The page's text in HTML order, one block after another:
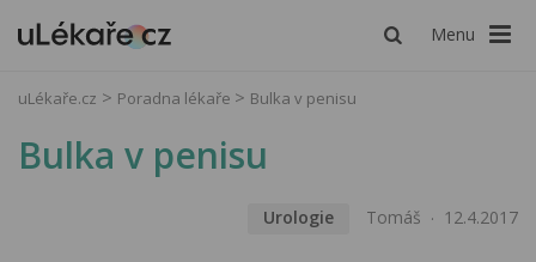
Menu
uLékaře.cz Poradna lékaře Bulka v penisu
Bulka v penisu
Urologie Tomáš 12.4.2017